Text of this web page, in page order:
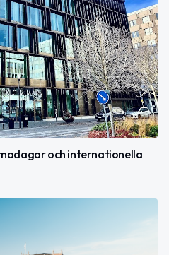
och internationella